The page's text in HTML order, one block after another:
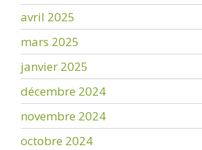
avril 2025
mars 2025
janvier 2025
décembre 2024
novembre 2024
octobre 2024